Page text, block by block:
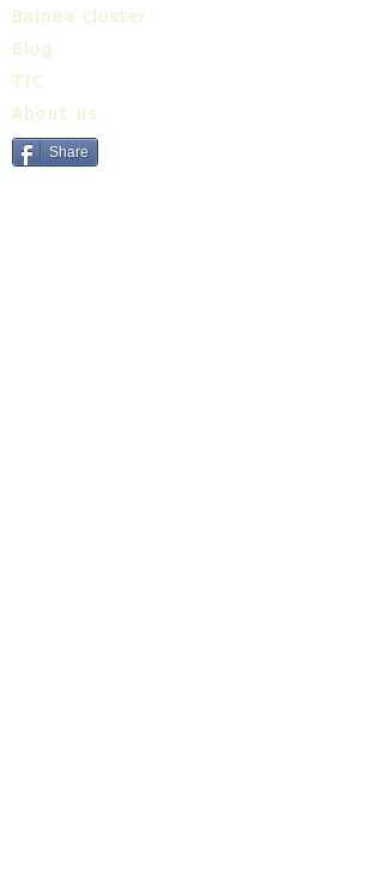
Balnea cluster
Blog
TIC
About us
Share